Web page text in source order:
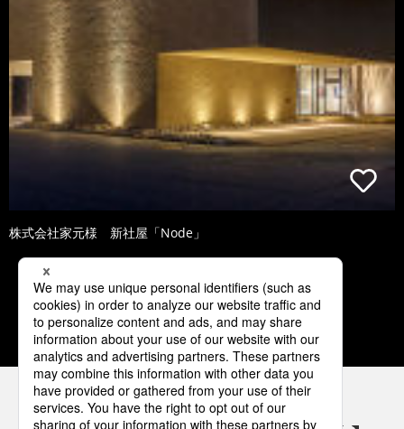
株式会社家元様 新社屋「Node」
2 3 4 5 6
パナソニックの電気設備 SNSアカウント